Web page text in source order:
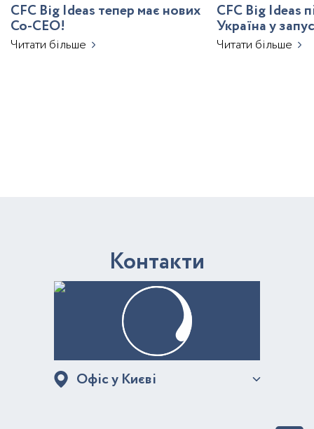
CFC Big Ideas тепер має нових
Co-CEO!
Читати більше
CFC Big Ideas
Україна у
з ШІ
Читати більше
Контакти
Офіс у Києві